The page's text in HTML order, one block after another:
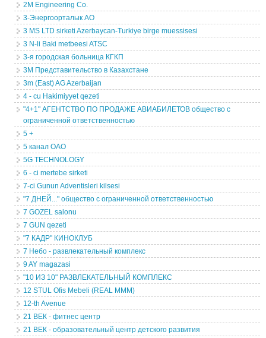
2M Engineering Co.
3-Энергоорталык АО
3 MS LTD sirketi Azerbaycan-Turkiye birge muessisesi
3 N-li Baki metbeesi ATSC
3-я городская больница КГКП
3М Представительство в Казахстане
3m (East) AG Azerbaijan
4 - cu Hakimiyyet qezeti
"4+1" АГЕНТСТВО ПО ПРОДАЖЕ АВИАБИЛЕТОВ общество с
ограниченной ответственностью
5 +
5 канал ОАО
5G TECHNOLOGY
6 - ci mertebe sirketi
7-ci Gunun Adventisleri kilsesi
"7 ДНЕЙ..." общество с ограниченной ответственностью
7 GOZEL salonu
7 GUN qezeti
"7 КАДР" КИНОКЛУБ
7 Небо - развлекательный комплекс
9 AY magazasi
"10 ИЗ 10" РАЗВЛЕКАТЕЛЬНЫЙ КОМПЛЕКС
12 STUL Ofis Mebeli (REAL MMM)
12-th Avenue
21 ВЕК - фитнес центр
21 ВЕК - образовательный центр детского развития